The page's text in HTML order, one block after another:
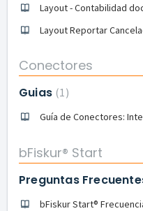
Layout - Contabilidad
Layout Reportar
Conectores
Guias 1
Guía de Conectores:
bFiskur® Start
Preguntas
bFiskur Start®